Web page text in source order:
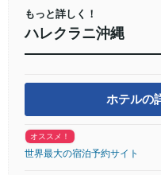
もっと詳しく！
ハレクラニ沖縄
ホテルの
オススメ！
世界最大の宿泊予約サイト